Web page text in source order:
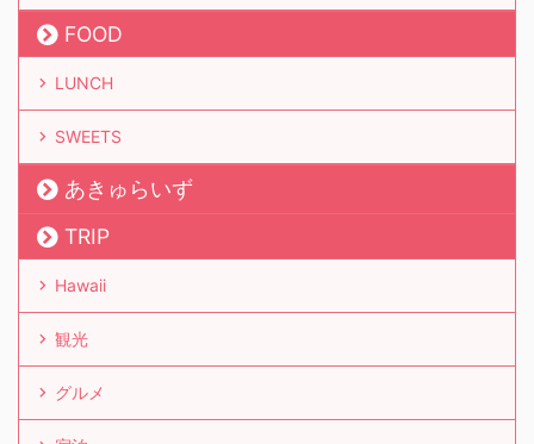
お菓子
FOOD
LUNCH
SWEETS
TRIP
Hawaii
観光
グルメ